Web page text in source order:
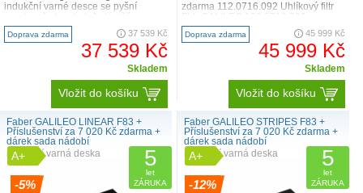
indukční varné desce se pyšní
neviditelná, nebude vám překáže..
Doprava zdarma 37 539 Kč
37 539 Kč
Skladem
Vložit do košíku
zdarma 112.0716.092 Uhlíkový filtr
Nátrubek pro za..
Doprava zdarma 45 999 Kč
45 999 Kč
Skladem
Vložit do košíku
Faber GALILEO LINEAR F83 +
Příslušenství za 7 020 Kč zdarma +
dárek sada nádobí
indukční varná deska
A+
-5%
5
let
ZÁRUKA
Faber GALILEO STRIPES F83 +
Příslušenství za 7 020 Kč zdarma +
dárek sada nádobí
indukční varná deska
A+
-12%
5
let
ZÁRUKA